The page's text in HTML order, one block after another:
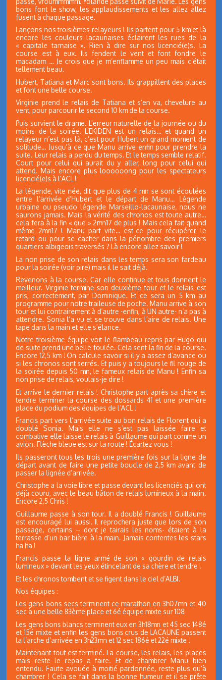
bons font le show, les applaudissements et les allez allez
fusent à chaque passage.
Lançons nos troisièmes relayeurs ! Ils partent pour 5 km et là
encore les couleurs lacaunaises éclairent les rues de la
« capitale tarnaise ». Rien à dire sur nos licencié(e)s. La
course est à eux. Ils fendent le vent et font fondre le
macadam … Je crois que je m’enflamme un peu mais c’était
tellement beau.
Hubert, Tatiana et Marc sont bons. Ils grappillent des places
et font une belle course.
Virginie prend le relais de Tatiana et s’en va, chevelure au
vent, pour parcourir le second 10 km de la course.
Puis survient le drame. L’erreur naturelle de la journée ou du
moins de la soirée. L’EKIDEN est un relais… et quand un
relayeur n’est pas là, c’est pour Hubert un grand moment de
solitude… Jusqu’à ce que Manu arrive enfin pour prendre la
suite. Leur relais a perdu du temps. Et le temps semble relatif.
Court pour celui qui aurait du y aller, long pour celui qui
attend. Mais encore plus loooooong pour les spectateurs
licencié(e)s à l’ACL !
La légende, vite née, dit que plus de 4 mn se sont écoulées
entre l’arrivée d’Hubert et le départ de Manu… Légende
urbaine ou pseudo légende Marseillo-lacaunaise, nous ne
saurons jamais. Mais la vérité des chronos est toute autre…
cela fera à la fin « que » 2mn17 de plus ! Mais cela fait quand
même 2mn17 ! Manu part vite… est-ce pour récupérer le
retard ou pour se cacher dans la pénombre des premiers
quartiers albigeois traversés ? Là encore allez savoir !
La non prise de son relais dans les temps sera son fardeau
pour la soirée (voir pire) mais il le sait déjà.
Revenons à la course. Car elle continue et tous donnent le
meilleur. Virginie termine son deuxième tour et le relais est
pris, correctement, par Dominique. Et ce sera un 5 km au
programme pour notre traileuse de poche. Manu arrive à son
tour et lui contrairement à d’autre -enfin, à UN autre- n’a pas à
attendre. Sonia l’a vu et se trouve dans l’aire de relais. Une
tape dans la main et elle s’élance.
Notre troisième équipe voit le flambeau repris par Hugo qui
de suite prend une belle foulée. Cela sent la fin de la course.
Encore 12,5 km ! On calcule savoir si il y a assez d’avance ou
si les chronos sont serrés. Et puis y a toujours le fil rouge de
la soirée depuis 50 mn, le fameux relais de Manu ! Enfin sa
non prise de relais, voulais-je dire !
Et arrive le dernier relais ! Christophe part après sa chère et
tendre terminer la course des dossards 41 et une première
place du podium des équipes de l’ACL !
Francis part vers l’arrivée suite au bon relais de Florent qui a
doublé Sonia. Mais elle ne s’est pas laissée faire et
combative elle laisse le relais à Guillaume qui part comme un
avion. Flèche bleue est sur la route ! Écartez vous !
Ils passeront tous les trois une première fois sur la ligne de
départ avant de faire une petite boucle de 2,5 km avant de
passer la lignée d’arrivée.
Christophe a la voie libre et passe devant les licenciés qui ont
déjà couru, avec le beau bâton de relais lumineux à la main.
Encore 2,5 Chris !
Guillaume passe à son tour. Il a doublé Francis ! Guillaume
est encouragé lui aussi. Il reprochera juste que lors de son
passage, certains – dont je tairais les noms- étaient à la
terrasse d’un bar bière à la main. Jamais contentes les stars
ha ha !
Francis passe la ligne armé de son « gourdin de relais
lumineux » devant les yeux étincelant de sa chère et tendre !
Et les chronos tombent et se figent dans le ciel d’ALBI.
Nos équipes :
Les gens bons secs terminent ce marathon en 3h07mn et 40
sec à une belle 83ème place et 6é équipe mixte sur 108
Les gens bons blancs terminent eux en 3h18mn et 45 sec 148é
et 15é mixte et enfin les gens bons crus de LACAUNE passent
la l’arche d’arrivée en 3h23mn et 12 sec 186é et 22é mixte !
Maintenant tout est terminé. La course, les relais, les places
mais reste le repas a faire. Et de chambrer Manu bien
entendu. Faute avouée à moitié pardonnée, reste plus qu’à
chambrer ! Cela se fait dans la bonne humeur et il se prête